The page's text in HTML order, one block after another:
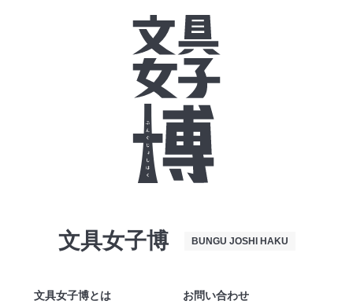
文具女子博 BUNGU JOSHI HAKU
文具女子博とは お問い合わせ